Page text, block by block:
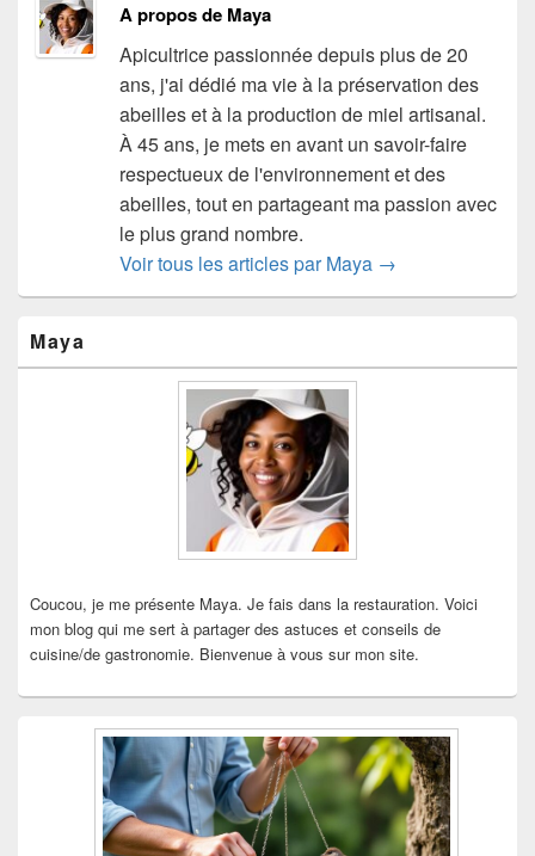
A propos de Maya
Apicultrice passionnée depuis plus de 20
ans, j'ai dédié ma vie à la préservation des
abeilles et à la production de miel artisanal.
À 45 ans, je mets en avant un savoir-faire
respectueux de l'environnement et des
abeilles, tout en partageant ma passion avec
le plus grand nombre.
Voir tous les articles par Maya →
principale
de
Maya
Coucou, je me présente Maya. Je fais dans la restauration. Voici
mon blog qui me sert à partager des astuces et conseils de
cuisine/de gastronomie. Bienvenue à vous sur mon site.